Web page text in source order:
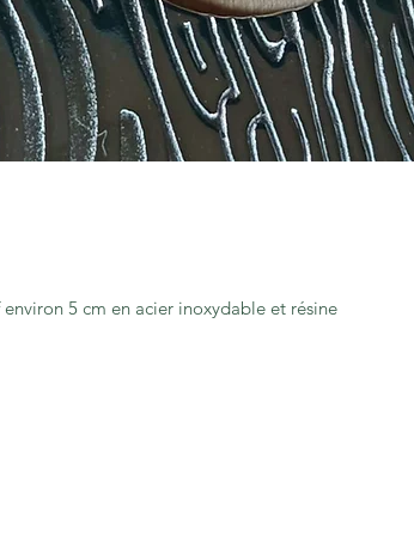
5 cm en acier inoxydable et résine